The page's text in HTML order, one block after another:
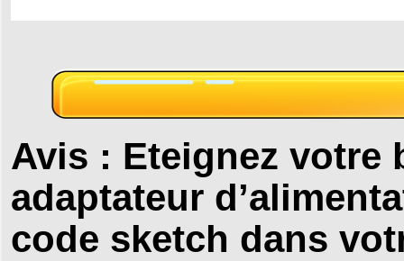
Avis : Eteignez votre
adaptateur
code sketch dans